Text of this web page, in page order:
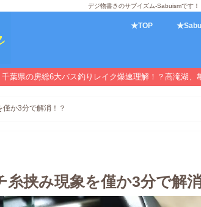
デジ物書きのサブイズム-Sabuismです！
★TOP
葉県の房総6大バス釣りレイク爆速理解！？高滝湖
か3分で解消！？
挟み現象を僅か3分で解